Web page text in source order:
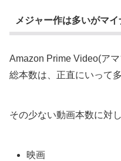
メジャー作は多いがマ
Amazon Prime Video(ア
総本数は、正直にいって
その少ない動画本数に対
映画